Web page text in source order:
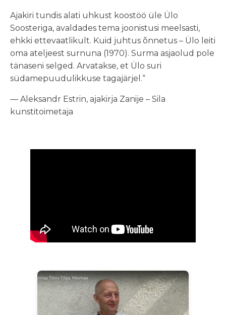
Ajakiri tundis alati uhkust koostöö üle Ülo
Soosteriga, avaldades tema joonistusi meelsasti,
ehkki ettevaatlikult. Kuid juhtus õnnetus – Ülo leiti
oma ateljeest surnuna (1970). Surma asjaolud pole
tänaseni selged. Arvatakse, et Ülo suri
südamepuudulikkuse tagajärjel.“
— Aleksandr Estrin, ajakirja Zanije – Sila
kunstitoimetaja